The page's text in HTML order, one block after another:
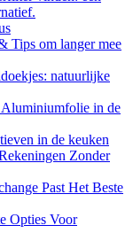
Tips om langer mee
natuurlijke
in de
in de keuken
Zonder
Past Het Beste
Opties Voor